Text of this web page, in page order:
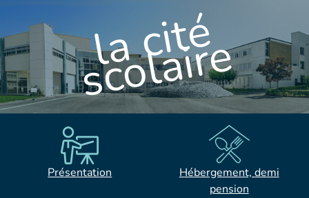
l
a
c
i
t
é
s
c
o
l
a
i
r
e
Présentation
Hébergement, demi
pension